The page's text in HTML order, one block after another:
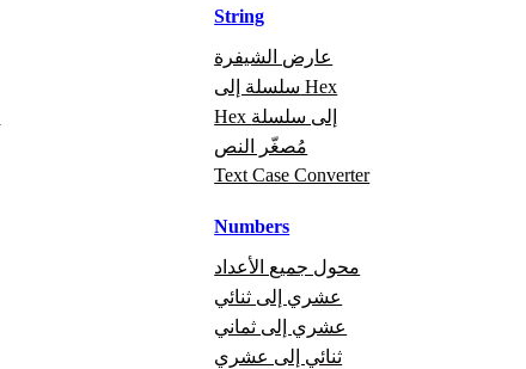
String
عارض الشيفرة
سلسلة إلى Hex
Hex إلى سلسلة
مُصغّر النص
Text Case Converter
Numbers
محول جميع الأعداد
عشري إلى ثنائي
عشري إلى ثماني
ثنائي إلى عشري